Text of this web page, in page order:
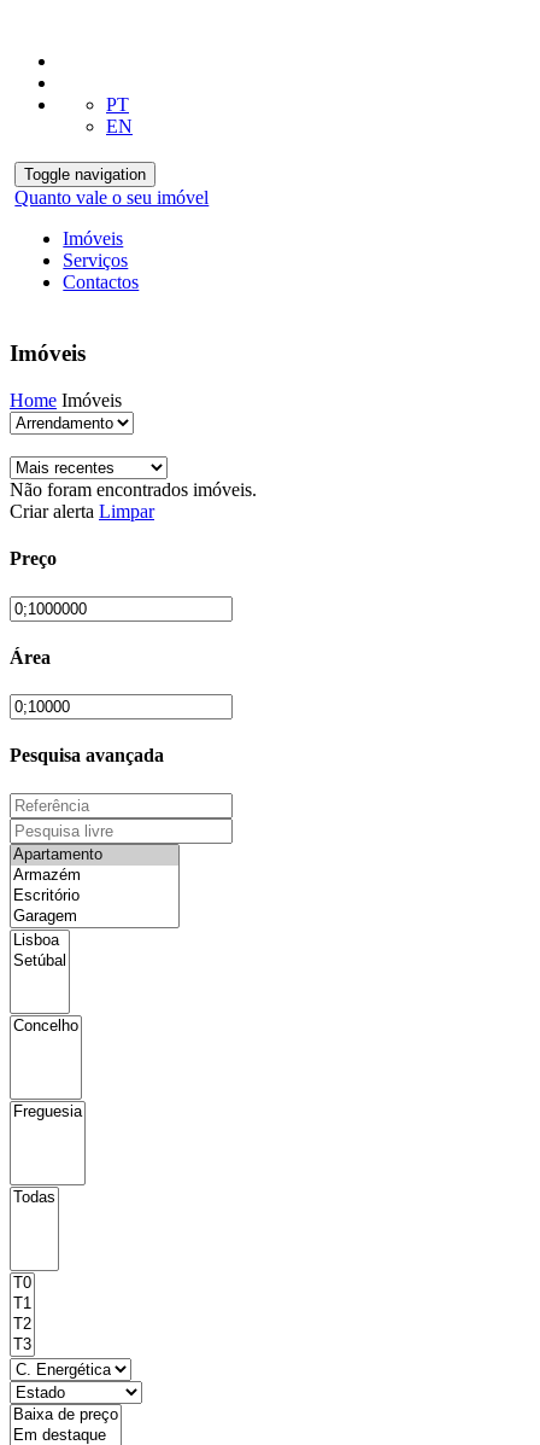
PT
EN
Toggle navigation
Quanto vale o seu imóvel
Imóveis
Serviços
Contactos
Imóveis
Home Imóveis
Não foram encontrados imóveis.
Criar alerta Limpar
Preço
Área
Pesquisa avançada